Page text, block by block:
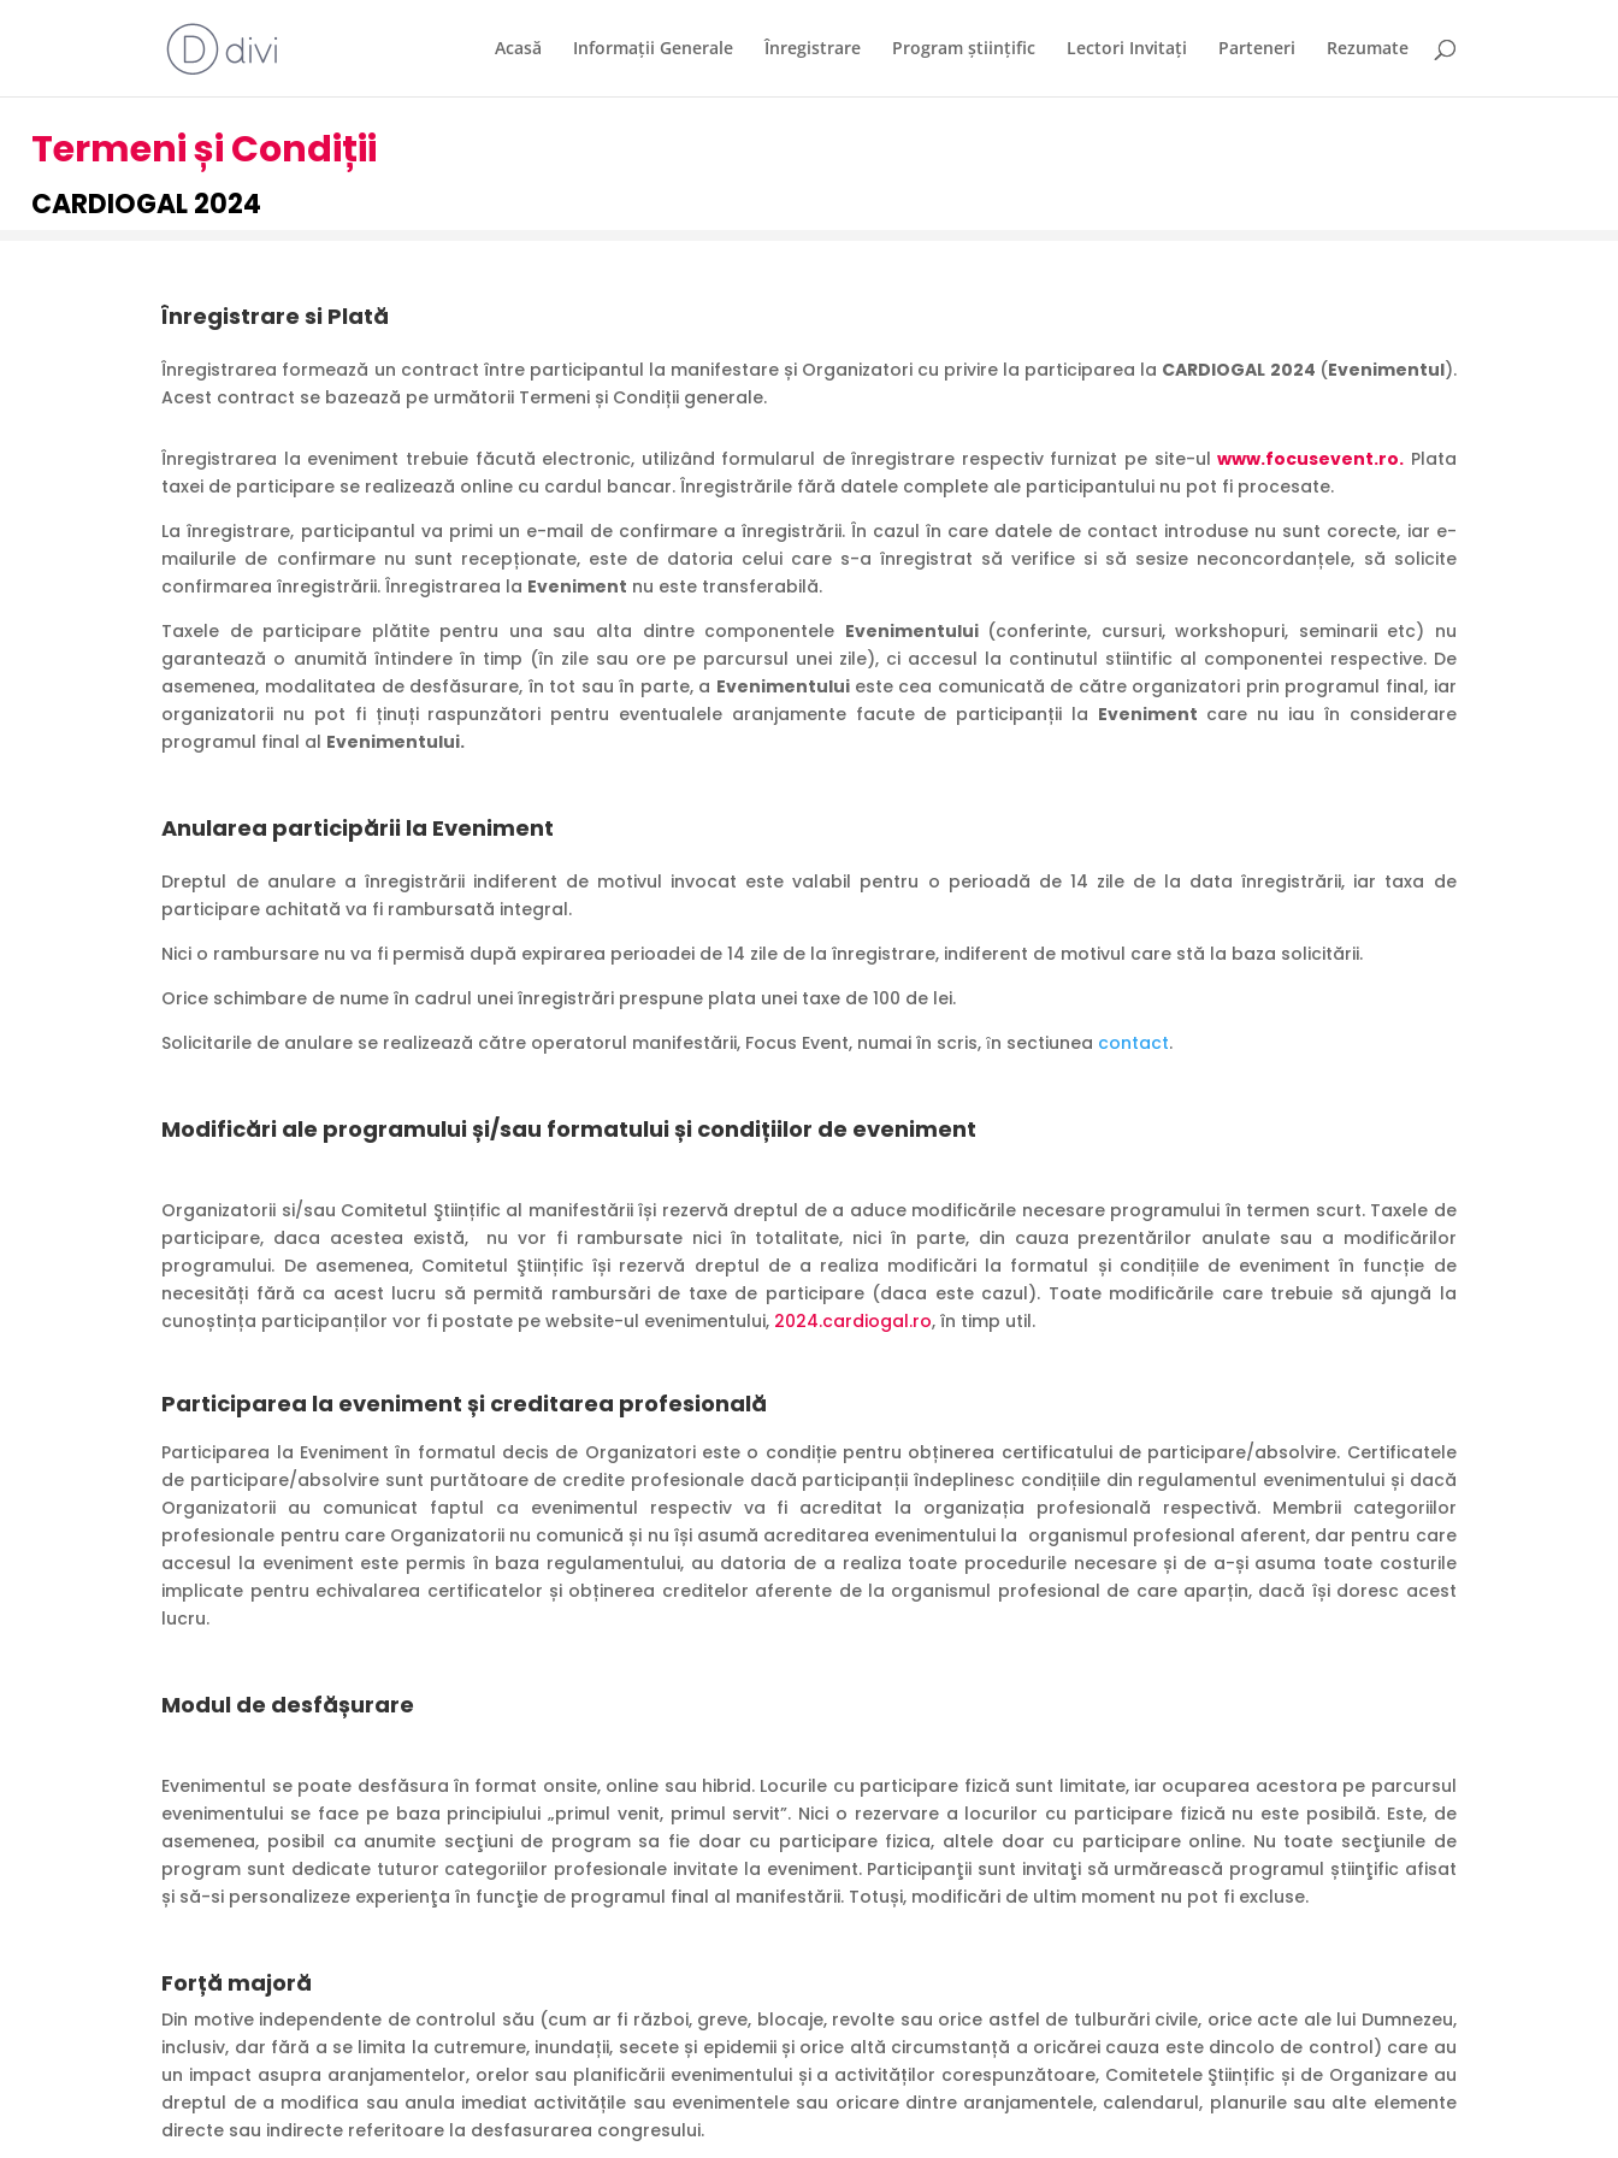
Acasă Informații Generale Înregistrare Program ştiinţific Lectori Invitați Parteneri Rezumate
Termeni și Condiții
CARDIOGAL 2024
Înregistrare si Plată
Înregistrarea formează un contract între participantul la manifestare și Organizatori cu privire la participarea la CARDIOGAL 2024 (Evenimentul).
Acest contract se bazează pe următorii Termeni și Condiții generale.
Înregistrarea la eveniment trebuie făcută electronic, utilizând formularul de înregistrare respectiv furnizat pe site-ulwww.focusevent.ro. Plata
taxei de participare se realizează online cu cardul bancar. Înregistrările fără datele complete ale participantului nu pot fi procesate.
La înregistrare, participantul va primi un e-mail de confirmare a înregistrării. În cazul în care datele de contact introduse nu sunt corecte, iar e-
mailurile de confirmare nu sunt recepționate, este de datoria celui care s-a înregistrat să verifice si să sesize neconcordanțele, să solicite
confirmarea înregistrării. Înregistrarea la Eveniment nu este transferabilă.
Taxele de participare plătite pentru una sau alta dintre componentele Evenimentului (conferinte, cursuri, workshopuri, seminarii etc) nu
garantează o anumită întindere în timp (în zile sau ore pe parcursul unei zile), ci accesul la continutul stiintific al componentei respective. De
asemenea, modalitatea de desfăsurare, în tot sau în parte, a Evenimentului este cea comunicată de către organizatori prin programul final, iar
organizatorii nu pot fi ținuți raspunzători pentru eventualele aranjamente facute de participanții la Eveniment care nu iau în considerare
programul final al Evenimentului.
Anularea participării la Eveniment
Dreptul de anulare a înregistrării indiferent de motivul invocat este valabil pentru o perioadă de 14 zile de la data înregistrării, iar taxa de
participare achitată va fi rambursată integral.
Nici o rambursare nu va fi permisă după expirarea perioadei de 14 zile de la înregistrare, indiferent de motivul care stă la baza solicitării.
Orice schimbare de nume în cadrul unei înregistrări prespune plata unei taxe de 100 de lei.
Solicitarile de anulare se realizează către operatorul manifestării, Focus Event, numai în scris, ȋn sectiunea contact.
Modificări ale programului și/sau formatului și condițiilor de eveniment
Organizatorii si/sau Comitetul Ştiințific al manifestării își rezervă dreptul de a aduce modificările necesare programului în termen scurt. Taxele de
participare, daca acestea există, nu vor fi rambursate nici în totalitate, nici în parte, din cauza prezentărilor anulate sau a modificărilor
programului. De asemenea, Comitetul Ştiințific își rezervă dreptul de a realiza modificări la formatul și condițiile de eveniment în funcție de
necesități fără ca acest lucru să permită rambursări de taxe de participare (daca este cazul). Toate modificările care trebuie să ajungă la
cunoștința participanților vor fi postate pe website-ul evenimentului, 2024.cardiogal.ro, în timp util.
Participarea la evenimentși creditarea profesională
Participarea la Eveniment în formatul decis de Organizatori este o condiție pentru obținerea certificatului de participare/absolvire. Certificatele
de participare/absolvire sunt purtătoare de credite profesionale dacă participanții îndeplinesc condițiile din regulamentul evenimentului și dacă
Organizatorii au comunicat faptul ca evenimentul respectiv va fi acreditat la organizația profesională respectivă. Membrii categoriilor
profesionale pentru care Organizatorii nu comunică și nu își asumă acreditarea evenimentului la organismul profesional aferent, dar pentru care
accesul la eveniment este permis în baza regulamentului, au datoria de a realiza toate procedurile necesare și de a-și asuma toate costurile
implicate pentru echivalarea certificatelor și obținerea creditelor aferente de la organismul profesional de care aparțin, dacă își doresc acest
lucru.
Modul de desfășurare
Evenimentul se poate desfăsura în format onsite, online sau hibrid. Locurile cu participare fizică sunt limitate, iar ocuparea acestora pe parcursul
evenimentului se face pe baza principiului „primul venit, primul servit”. Nici o rezervare a locurilor cu participare fizică nu este posibilă. Este, de
asemenea, posibil ca anumite secţiuni de program sa fie doar cu participare fizica, altele doar cu participare online. Nu toate secţiunile de
program sunt dedicate tuturor categoriilor profesionale invitate la eveniment. Participanţii sunt invitaţi să urmărească programul știinţific afisat
și să-si personalizeze experienţa în funcţie de programul final al manifestării. Totuși, modificări de ultim moment nu pot fi excluse.
Forță majoră
Din motive independente de controlul său (cum ar fi război, greve, blocaje, revolte sau orice astfel de tulburări civile, orice acte ale lui Dumnezeu,
inclusiv, dar fără a se limita la cutremure, inundații, secete și epidemii și orice altă circumstanță a oricărei cauza este dincolo de control) care au
un impact asupra aranjamentelor, orelor sau planificării evenimentului și a activităților corespunzătoare, Comitetele Ştiințific și de Organizare au
dreptul de a modifica sau anula imediat activitățile sau evenimentele sau oricare dintre aranjamentele, calendarul, planurile sau alte elemente
directe sau indirecte referitoare la desfasurarea congresului.